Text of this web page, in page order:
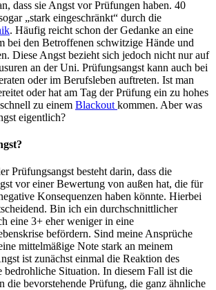
dass sie Angst vor Prüfungen haben. 40
„stark eingeschränkt“ durch die
. Häufig reicht schon der Gedanke an eine
bei den Betroffenen schwitzige Hände und
Diese Angst bezieht sich jedoch nicht nur auf
an der Uni. Prüfungsangst kann auch bei
oder im Berufsleben auftreten. Ist man
oder hat am Tag der Prüfung ein zu hohes
zu einem Blackout kommen. Aber was
eigentlich?
Prüfungsangst besteht darin, dass die
vor einer Bewertung von außen hat, die für
Konsequenzen haben könnte. Hierbei
Bin ich ein durchschnittlicher
eine 3+ eher weniger in eine
befördern. Sind meine Ansprüche
mittelmäßige Note stark an meinem
ist zunächst einmal die Reaktion des
bedrohliche Situation. In diesem Fall ist die
die bevorstehende Prüfung, die ganz ähnliche